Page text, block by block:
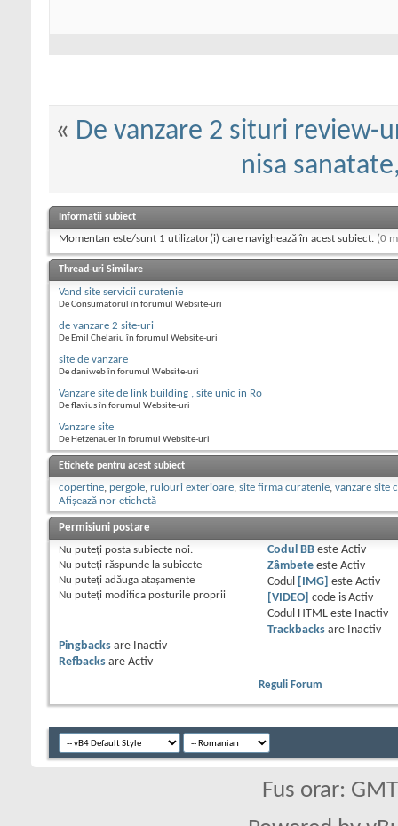
« De vanzare 2 situri review-
nisa
Informații subiect
Momentan este/sunt 1 utilizator(i) care navighează în acest subiect. (0
Thread-uri Similare
Vand site servicii curatenie
De Consumatorul în forumul Website-uri
de vanzare 2 site-uri
De Emil Chelariu în forumul Website-uri
site de vanzare
De daniweb în forumul Website-uri
Vanzare site de link building , site unic in Ro
De flavius în forumul Website-uri
Vanzare site
De Hetzenauer în forumul Website-uri
Etichete pentru acest subiect
copertine, pergole, rulouri exterioare, site firma curatenie, vanzare site
Afișează nor etichetă
Permisiuni postare
Nu puteţi posta subiecte noi.
Nu puteţi răspunde la subiecte
Nu puteţi adăuga ataşamente
Nu puteţi modifica posturile proprii
Codul BBeste Activ
Zâmbeteeste Activ
Codul
[IMG] este Activ
[VIDEO]
code is Activ
Codul HTML este
Inactiv
Trackbacksare
Inactiv
Pingbacks are
Inactiv
Refbacks are Activ
Reguli Forum
Fus orar: